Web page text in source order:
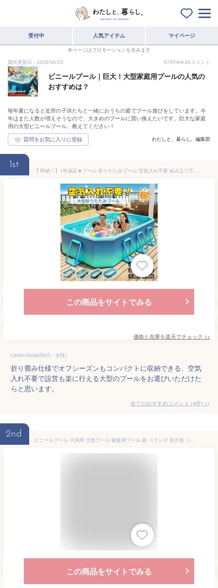
受付中 人気アイテム マイページ
本ページはプロモーションを含みます
最終更新日：2026/06/23
679View 26コメント
ビニールプール｜巨大！大型家庭用プールの人気の
おすすめは？
毎年夏になると近所の子供たちと一緒におうちの庭でプール遊びをしています。今
年はまた人数が増えそうなので、大きめのプールに買い換えたいです。巨大な家庭
用の大型ビニールプール、教えてください！
わたしと、暮らし。編集部
1st
【 即納！】1年保証★プール 折りたたみプール 空気入れ不要 組み立て不要プール 大型 1～10人対応 【1.6m-4m】家庭用プール 大型 折り畳み ビニールプール 水遊び プレゼント プール 大型 簡単な排水 安心安全 ベランダ 水浴び キッズ 子ども
この商品をサイトでみる
価格と在庫を楽天でチェック >>
LemonSoda(50代・女性)
折り畳み仕様でオフシーズンもコンパクトに収納できる、空気
入れ不要で設営も楽に行える大型のプールをお選びいただけた
らと思います。
全てのおすすめコメント (4件) >
2nd
ビニールプール 子供用 大型プール 家庭用プール 庭 ベランダ 長方形 ジャンボプール 破れにくい 避けにくい 自宅 屋外 夏 女の子 男の子 水遊び 可愛い レジャープール ファミリープール 3気室構造 ビッグサイズ 屋外用 特大 子供 キッズ 大人
この商品をサイトでみる